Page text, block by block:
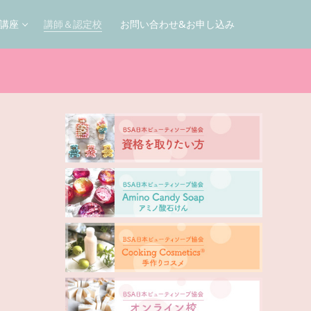
座 講師＆認定校 お問い合わせ&お申し込み